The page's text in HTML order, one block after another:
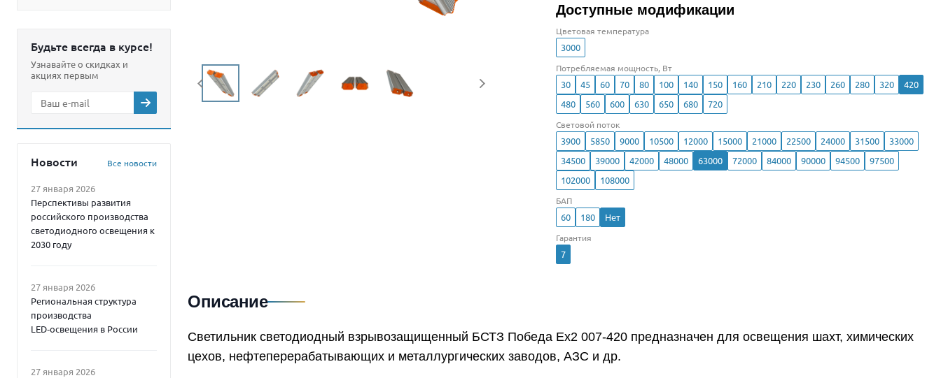
Будьте всегда в курсе!
Узнавайте о скидках и
акциях первым
Новости Все новости
27 января 2026
Перспективы развития
российского производства
светодиодного освещения к
2030 году
27 января 2026
Региональная структура
производства
LED‑освещения в России
27 января 2026
Доступные модификации
Цветовая температура
3000
Потребляемая мощность, Вт
30 45 60 70 80 100 140 150 160 210 220 230 260 280 320
420
480
560 600 630 650 680 720
Световой поток
3900 5850 9000 10500 12000 15000 21000 22500 24000 31500
33000
34500
39000 42000 48000 63000 72000 84000 90000 94500
97500
102000
108000
БАП
60 180 Нет
Гарантия
7
Описание
Светильник светодиодный взрывозащищенный БСТЗ Победа Ex2 007-420 предназначен для освещения шахт, химических
цехов, нефтеперерабатывающих и металлургических заводов, АЗС и др.